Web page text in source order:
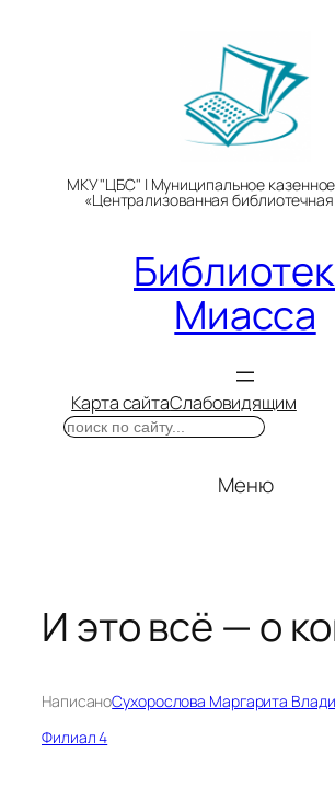
МКУ "ЦБС" | Муниципальное
«Централизованная
Миасса
Карта сайтаСлабовидящим
Поиск
Меню
И это всё — о
НаписаноСухорослова Маргарита
Филиал 4